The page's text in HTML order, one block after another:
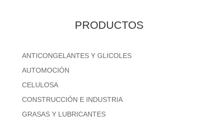
PRODUCTOS
ANTICONGELANTES Y GLICOLES
AUTOMOCIÓN
CELULOSA
CONSTRUCCIÓN E INDUSTRIA
GRASAS Y LUBRICANTES